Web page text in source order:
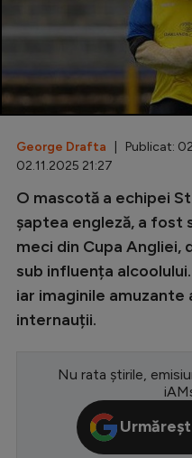
Fotbal
Special
Diverse
Inedit
Clasamente
Champions
Europa
Premier
LaLiga
Serie A
George Drafta | Publicat:
02.11.2025 21:27
O mascotă a echipei
șaptea engleză, a fost
meci din Cupa Angliei,
sub influența
iar imaginile
internauții.
Nu rata știrile,